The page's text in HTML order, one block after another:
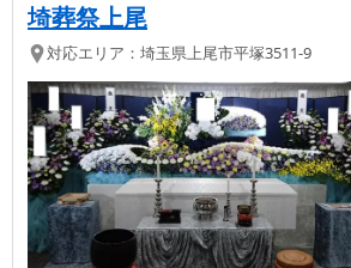
埼葬祭上尾
対応エリア： 埼玉県 上尾市平塚3511-9